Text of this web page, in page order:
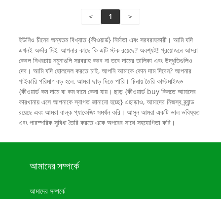
< 1 >
ইউনিও চীনের অন্যতম বিখ্যাত {কীওয়ার্ড} নির্মাতা এবং সরবরাহকারী। আমি যদি
এখনই অর্ডার দিই, আপনার কাছে কি এটি স্টক রয়েছে? অবশ্যই! প্রয়োজনে আমরা
কেবল নিখরচায় নমুনাগুলি সরবরাহ করব না তবে দামের তালিকা এবং উদ্ধৃতিগুলিও
দেব। আমি যদি হোলসেল করতে চাই, আপনি আমাকে কোন দাম দিবেন? আপনার
পাইকারি পরিমাণ বড় হলে, আমরা ছাড় দিতে পারি। চিনায় তৈরি কাস্টমাইজড
{কীওয়ার্ড কম দামে বা কম দামে কেনা যায়। ছাড় {কীওয়ার্ড buy কিনতে আমাদের
কারখানায় এসে আপনাকে স্বাগত জানানো হচ্ছে} এছাড়াও, আমাদের নিজস্ব ব্র্যান্ড
রয়েছে এবং আমরা বাল্ক প্যাকেজিং সমর্থন করি। আসুন আমরা একটি ভাল ভবিষ্যত
এবং পারস্পরিক সুবিধা তৈরি করতে একে অপরের সাথে সহযোগিতা করি।
আমাদের সম্পর্কে
আমাদের সম্পর্কে